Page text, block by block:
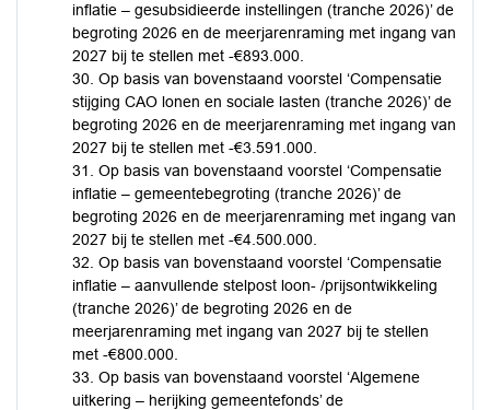
inflatie – gesubsidieerde instellingen (tranche 2026)’ de
begroting 2026 en de meerjarenraming met ingang van
2027 bij te stellen met -€893.000.
30. Op basis van bovenstaand voorstel ‘Compensatie
stijging CAO lonen en sociale lasten (tranche 2026)’ de
begroting 2026 en de meerjarenraming met ingang van
2027 bij te stellen met -€3.591.000.
31. Op basis van bovenstaand voorstel ‘Compensatie
inflatie – gemeentebegroting (tranche 2026)’ de
begroting 2026 en de meerjarenraming met ingang van
2027 bij te stellen met -€4.500.000.
32. Op basis van bovenstaand voorstel ‘Compensatie
inflatie – aanvullende stelpost loon- /prijsontwikkeling
(tranche 2026)’ de begroting 2026 en de
meerjarenraming met ingang van 2027 bij te stellen
met -€800.000.
33. Op basis van bovenstaand voorstel ‘Algemene
uitkering – herijking gemeentefonds’ de